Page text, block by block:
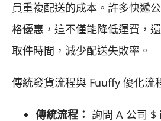
員重複配送的成本。許多快遞
格優惠，這不僅能降低運費，
取件時間，減少配送失敗率。
傳統發貨流程與 Fuuffy 優化流
傳統流程： 詢問 A 公司